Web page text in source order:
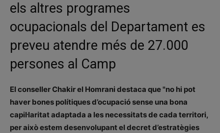
els altres programes
ocupacionals del Departament es
preveu atendre més de 27.000
persones al Camp
El conseller Chakir el Homrani destaca que "no hi pot
haver bones polítiques d’ocupació sense una bona
capil·laritat adaptada a les necessitats de cada territori,
per això estem desenvolupant el decret d’estratègies